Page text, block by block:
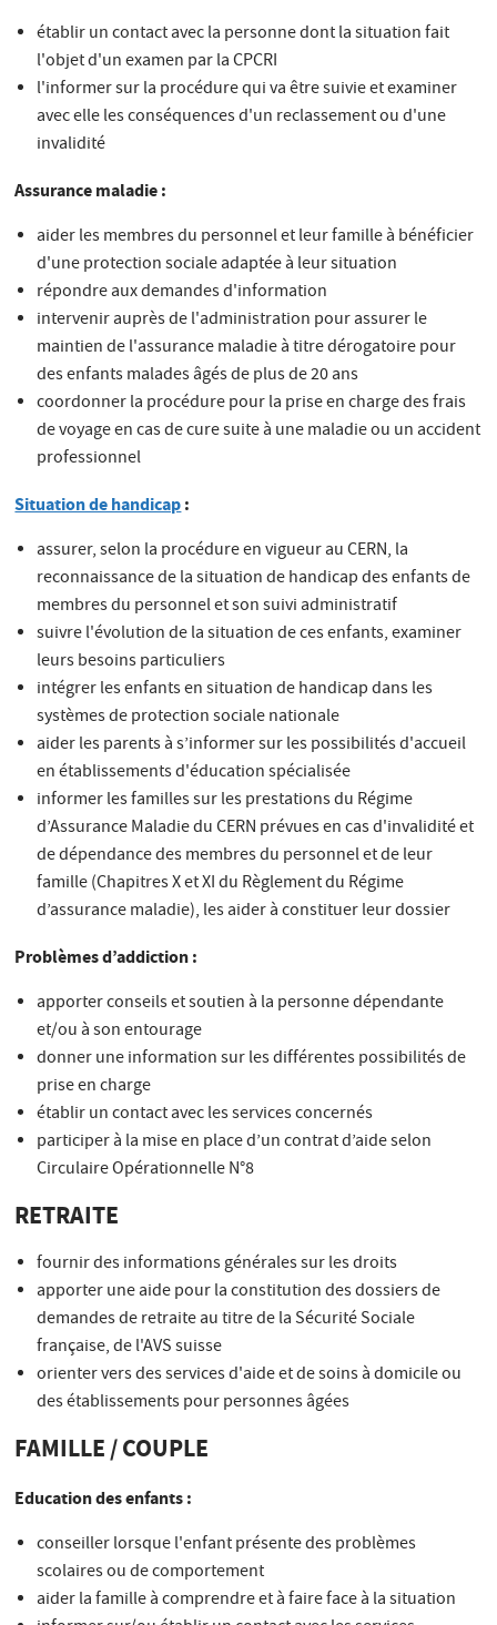
établir un contact avec la personne dont la situation fait
l'objet d'un examen par la CPCRI
l'informer sur la procédure qui va être suivie et examiner
avec elle les conséquences d'un reclassement ou d'une
invalidité
Assurance maladie :
aider les membres du personnel et leur famille à bénéficier
d'une protection sociale adaptée à leur situation
répondre aux demandes d'information
intervenir auprès de l'administration pour assurer le
maintien de l'assurance maladie à titre dérogatoire pour
des enfants malades âgés de plus de 20 ans
coordonner la procédure pour la prise en charge des frais
de voyage en cas de cure suite à une maladie ou un accident
professionnel
Situation de handicap:
assurer, selon la procédure en vigueur au CERN, la
reconnaissance de la situation de handicap des enfants de
membres du personnel et son suivi administratif
suivre l'évolution de la situation de ces enfants, examiner
leurs besoins particuliers
intégrer les enfants en situation de handicap dans les
systèmes de protection sociale nationale
aider les parents à s’informer sur les possibilités d'accueil
en établissements d'éducation spécialisée
informer les familles sur les prestations du Régime
d’Assurance Maladie du CERN prévues en cas d'invalidité et
de dépendance des membres du personnel et de leur
famille (Chapitres X et XI du Règlement du Régime
d’assurance maladie), les aider à constituer leur dossier
Problèmes d’addiction :
apporter conseils et soutien à la personne dépendante
et/ou à son entourage
donner une information sur les différentes possibilités de
prise en charge
établir un contact avec les services concernés
participer à la mise en place d’un contrat d’aide selon
Circulaire Opérationnelle N°8
RETRAITE
fournir des informations générales sur les droits
apporter une aide pour la constitution des dossiers de
demandes de retraite au titre de la Sécurité Sociale
française, de l'AVS suisse
orienter vers des services d'aide et de soins à domicile ou
des établissements pour personnes âgées
FAMILLE / COUPLE
Education des enfants :
conseiller lorsque l'enfant présente des problèmes
scolaires ou de comportement
aider la famille à comprendre et à faire face à la situation